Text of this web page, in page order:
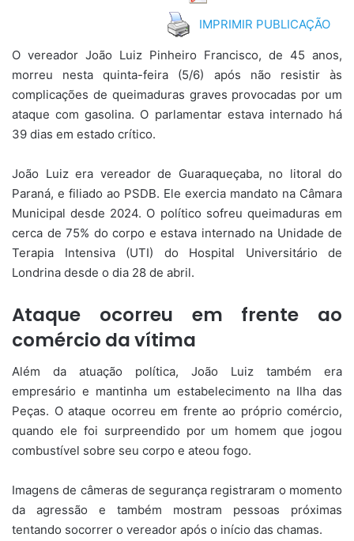
IMPRIMIR PUBLICAÇÃO
O vereador João Luiz Pinheiro Francisco, de 45 anos,
morreu nesta quinta-feira (5/6) após não resistir às
complicações de queimaduras graves provocadas por um
ataque com gasolina. O parlamentar estava internado há
39 dias em estado crítico.
João Luiz era vereador de Guaraqueçaba, no litoral do
Paraná, e filiado ao PSDB. Ele exercia mandato na Câmara
Municipal desde 2024. O político sofreu queimaduras em
cerca de 75% do corpo e estava internado na Unidade de
Terapia Intensiva (UTI) do Hospital Universitário de
Londrina desde o dia 28 de abril.
Ataque ocorreu em frente ao
comércio da vítima
Além da atuação política, João Luiz também era
empresário e mantinha um estabelecimento na Ilha das
Peças. O ataque ocorreu em frente ao próprio comércio,
quando ele foi surpreendido por um homem que jogou
combustível sobre seu corpo e ateou fogo.
Imagens de câmeras de segurança registraram o momento
da agressão e também mostram pessoas próximas
tentando socorrer o vereador após o início das chamas.